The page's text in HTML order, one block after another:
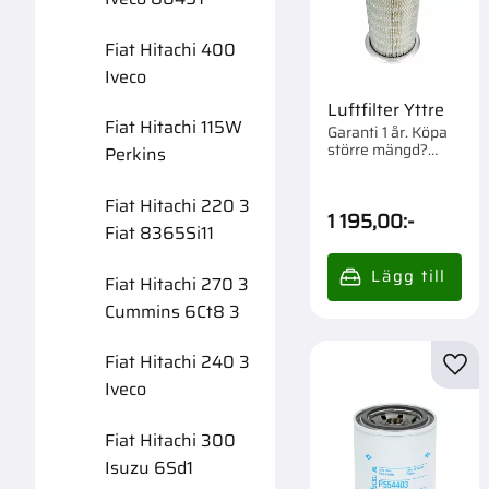
Luftfilter Yttre
Garanti 1 år. Köpa
större mängd?
1 195,00:-
Fiat Hitachi 400
Iveco
Fiat Hitachi 115W
Perkins
Fiat Hitachi 220 3
Fiat 8365Si11
Fiat Hitachi 270 3
Cummins 6Ct8 3
Fiat Hitachi 240 3
Iveco
Fiat Hitachi 300
Isuzu 6Sd1